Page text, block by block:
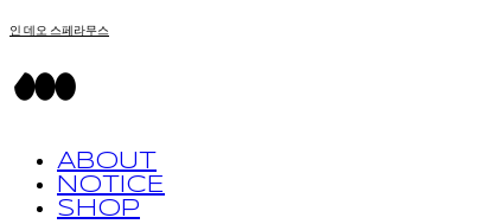
인 데오 스페라무스
ABOUT
NOTICE
SHOP